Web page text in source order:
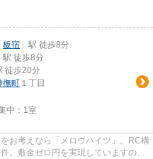
板宿 」駅 徒歩8分
駅 徒歩8分
徒歩20分
撫町 １丁目
中： 1室
お考えなら「メロウハイツ」。RC構
。敷金ゼロ円を実現していますの